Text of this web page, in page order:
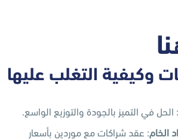
وكيفية التغلب عليها
: الحل في التميز بالجودة والتوزيع الواسع.
الخام: عقد شراكات مع موردين بأسعار